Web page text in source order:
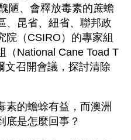
陋、會釋放毒素的蔗蟾
、昆省、紐省、聯邦政
院（CSIRO）的專家組
（National Cane Toad T
文召開會議，探討清除
素的蟾蜍有益，而澳洲
底是怎麼回事？